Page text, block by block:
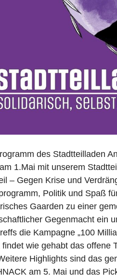
des Stadtteilladen
1.Mai mit unserem
– Gegen Krise und
Politik und Spaß
Gaarden zu einer
Gegenmacht ein
die Kampagne „100
findet wie gehabt das offene
Highlights sind das
am 5. Mai und das